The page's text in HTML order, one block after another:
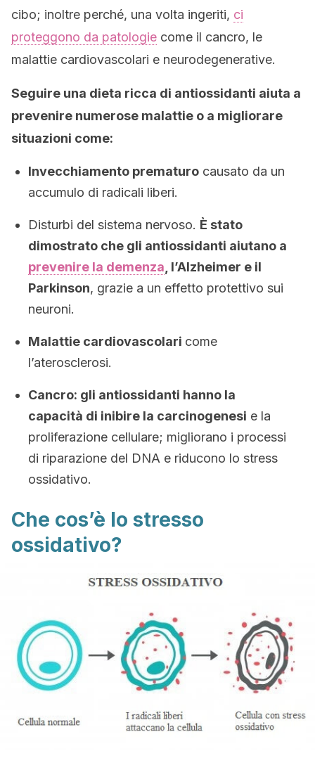
cibo; inoltre perché, una volta ingeriti, ci
proteggono da patologie come il cancro, le
malattie cardiovascolari e neurodegenerative.
Seguire una dieta ricca di antiossidanti aiuta a
prevenire numerose malattie o a migliorare
situazioni come:
Invecchiamento prematuro causato da un
accumulo di radicali liberi.
Disturbi del sistema nervoso. È stato
dimostrato che gli antiossidanti aiutano a
prevenire la demenza , l’Alzheimer e il
Parkinson, grazie a un effetto protettivo sui
neuroni.
Malattie cardiovascolari come
l’aterosclerosi.
Cancro: gli antiossidanti hanno la
capacità di inibire la carcinogenesi e la
proliferazione cellulare; migliorano i processi
di riparazione del DNA e riducono lo stress
ossidativo.
Che cos’è lo stresso
ossidativo?